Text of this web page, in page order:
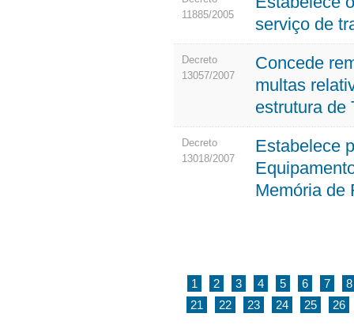
11885/2005
serviço de
Decreto
13057/2007
Concede
multas
estrutura de
Decreto
13018/2007
Estabelece
Memória de
1 2 3 4 5 6 7
8
21
22 23 24 25 26